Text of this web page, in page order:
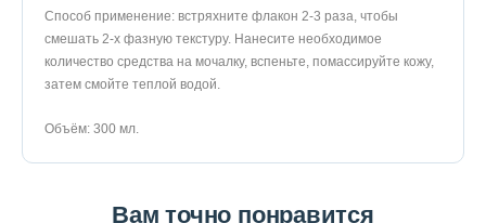
Способ применение: встряхните флакон 2-3 раза, чтобы
смешать 2-х фазную текстуру. Нанесите необходимое
количество средства на мочалку, вспеньте, помассируйте кожу,
затем смойте теплой водой.
Объём: 300 мл.
Вам точно понравится